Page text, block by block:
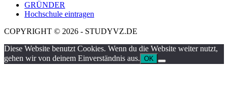
GRÜNDER
Hochschule eintragen
COPYRIGHT © 2026 - STUDYVZ.DE
Diese Website benutzt Cookies. Wenn du die Website weiter nutzt,
gehen wir von deinem Einverständnis aus. OK